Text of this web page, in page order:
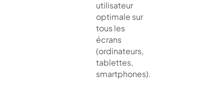
utilisateur
optimale sur
tous les
écrans
(ordinateurs,
tablettes,
smartphones).